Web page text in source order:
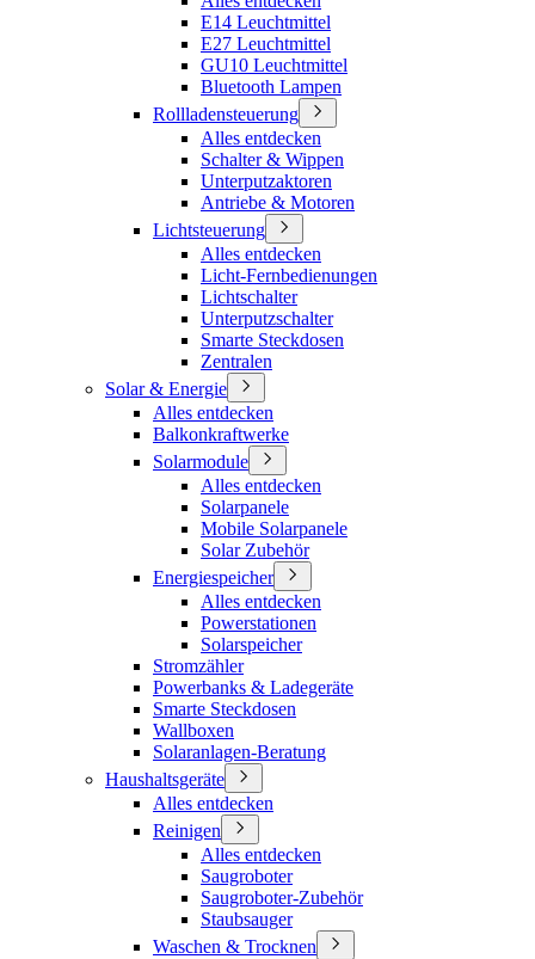
E14 Leuchtmittel
E27 Leuchtmittel
GU10 Leuchtmittel
Bluetooth Lampen
Rollladensteuerung
Alles entdecken
Schalter & Wippen
Unterputzaktoren
Antriebe & Motoren
Lichtsteuerung
Alles entdecken
Licht-Fernbedienungen
Lichtschalter
Unterputzschalter
Smarte Steckdosen
Zentralen
Solar & Energie
Alles entdecken
Balkonkraftwerke
Solarmodule
Alles entdecken
Solarpanele
Mobile Solarpanele
Solar Zubehör
Energiespeicher
Alles entdecken
Powerstationen
Solarspeicher
Stromzähler
Powerbanks & Ladegeräte
Smarte Steckdosen
Wallboxen
Solaranlagen-Beratung
Haushaltsgeräte
Alles entdecken
Reinigen
Alles entdecken
Saugroboter
Saugroboter-Zubehör
Staubsauger
Waschen & Trocknen